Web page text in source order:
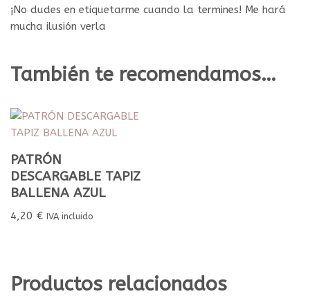
¡No dudes en etiquetarme cuando la termines! Me hará
mucha ilusión verla
También te recomendamos…
PATRÓN
DESCARGABLE TAPIZ
BALLENA AZUL
4,20 € IVA incluido
Productos relacionados